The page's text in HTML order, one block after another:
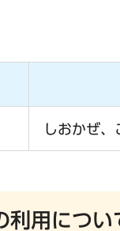
しおかぜ、
利用につい